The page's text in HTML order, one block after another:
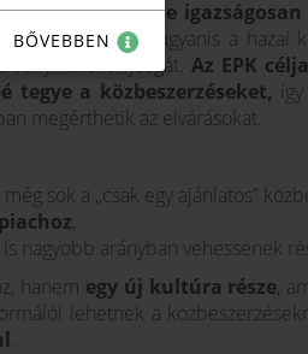
elköltése
szerint ugyanis a hazai
hatékonyságát.Az EPK
a közbeszerzéseket,
megérthetik az elvárásokat.
még sok a „csak egy ajánlatos”
,
is nagyobb arányban vehessenek
hanem egy új kultúra része,
lehetnek a
.
BŐVEBBEN